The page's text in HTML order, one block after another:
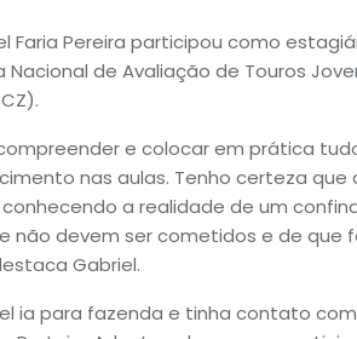
Faria Pereira participou como
de Avaliação de Touros
e colocar em prática
nas aulas. Tenho certeza que
a realidade de um
não devem ser cometidos e de que
Gabriel.
ia para fazenda e tinha contato